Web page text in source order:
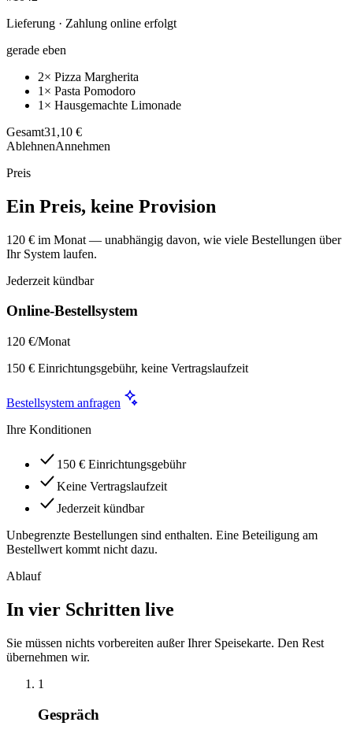
Lieferung · Zahlung online erfolgt
gerade eben
2× Pizza Margherita
1× Pasta Pomodoro
1× Hausgemachte Limonade
Gesamt31,10 €
AblehnenAnnehmen
Preis
Ein Preis, keine Provision
120 € im Monat — unabhängig davon, wie viele Bestellungen über
Ihr System laufen.
Jederzeit kündbar
Online-Bestellsystem
120 €/Monat
150 € Einrichtungsgebühr, keine Vertragslaufzeit
Bestellsystem anfragen
Ihre Konditionen
150 € Einrichtungsgebühr
Keine Vertragslaufzeit
Jederzeit kündbar
Unbegrenzte Bestellungen sind enthalten. Eine Beteiligung am
Bestellwert kommt nicht dazu.
Ablauf
In vier Schritten live
Sie müssen nichts vorbereiten außer Ihrer Speisekarte. Den Rest
übernehmen wir.
1
Gespräch